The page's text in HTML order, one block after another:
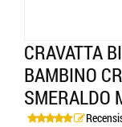
CRAVATTA
BAMBINO
SMERALDO